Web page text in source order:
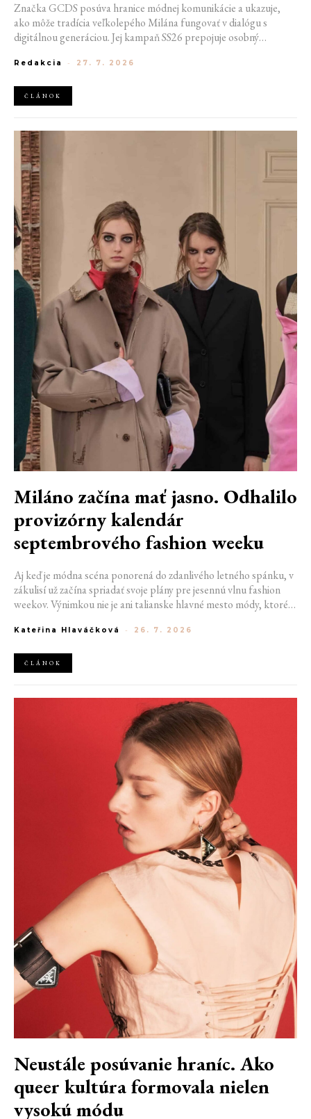
Značka GCDS posúva hranice módnej komunikácie a ukazuje,
ako môže tradícia veľkolepého Milána fungovať v dialógu s
digitálnou generáciou. Jej kampaň SS26 prepojuje osobný
spôsob, akým dnes módu vnímame a zdieľame. Zároveň
trendy a vytvárať autentické spojenie medzi módou, digitálnym
prostredím a každodenným životom mladej generácie.
Redakcia - 27. 7. 2026
ČLÁNOK
Miláno začína mať jasno. Odhalilo
provizórny kalendár
septembrového fashion weeku
Aj keď je módna scéna ponorená do zdanlivého letného spánku, v
zákulisí už začína spriadať svoje plány pre jesennú vlnu fashion
weekov. Výnimkou nie je ani talianske hlavné mesto módy, ktoré
od 22. do 28. septembra privíta tradičné mená, pozornosť však
značky Moschino.
Kateřina Hlaváčková - 26. 7. 2026
ČLÁNOK
Neustále posúvanie hraníc. Ako
queer kultúra formovala nielen
vysokú módu